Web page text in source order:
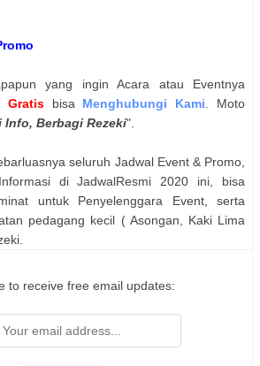
yang ingin Acara atau Eventnya
Gratisbisa Menghubungi Kami . Moto
Info, Berbagi Rezeki".
seluruh Jadwal Event & Promo,
di JadwalResmi 2020 ini, bisa
untuk Penyelenggara Event, serta
pedagang kecil ( Asongan, Kaki Lima
to receive free email updates: